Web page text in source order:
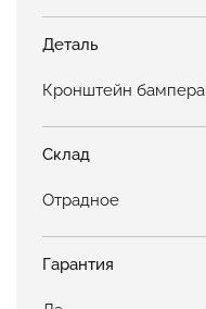
Деталь
Кронштейн бампера
Склад
Отрадное
Гарантия